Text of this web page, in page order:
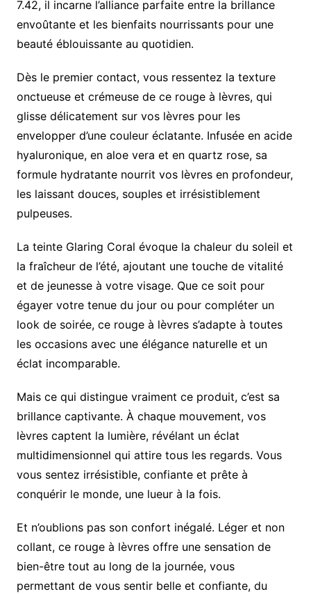
7.42, il incarne l’alliance parfaite entre la brillance
envoûtante et les bienfaits nourrissants pour une
beauté éblouissante au quotidien.
Dès le premier contact, vous ressentez la texture
onctueuse et crémeuse de ce rouge à lèvres, qui
glisse délicatement sur vos lèvres pour les
envelopper d’une couleur éclatante. Infusée en acide
hyaluronique, en aloe vera et en quartz rose, sa
formule hydratante nourrit vos lèvres en profondeur,
les laissant douces, souples et irrésistiblement
pulpeuses.
La teinte Glaring Coral évoque la chaleur du soleil et
la fraîcheur de l’été, ajoutant une touche de vitalité
et de jeunesse à votre visage. Que ce soit pour
égayer votre tenue du jour ou pour compléter un
look de soirée, ce rouge à lèvres s’adapte à toutes
les occasions avec une élégance naturelle et un
éclat incomparable.
Mais ce qui distingue vraiment ce produit, c’est sa
brillance captivante. À chaque mouvement, vos
lèvres captent la lumière, révélant un éclat
multidimensionnel qui attire tous les regards. Vous
vous sentez irrésistible, confiante et prête à
conquérir le monde, une lueur à la fois.
Et n’oublions pas son confort inégalé. Léger et non
collant, ce rouge à lèvres offre une sensation de
bien-être tout au long de la journée, vous
permettant de vous sentir belle et confiante, du